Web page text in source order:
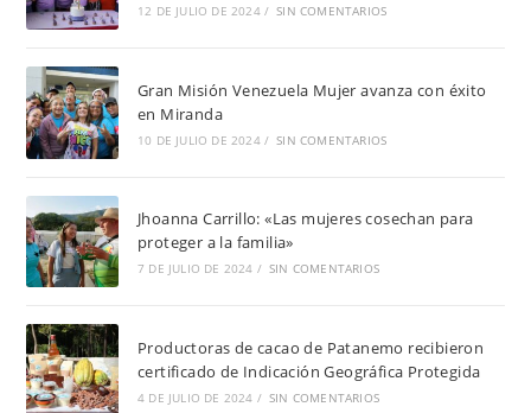
12 DE JULIO DE 2024 / SIN COMENTARIOS
Gran Misión Venezuela Mujer avanza con éxito
en Miranda
10 DE JULIO DE 2024 / SIN COMENTARIOS
Jhoanna Carrillo: «Las mujeres cosechan para
proteger a la familia»
7 DE JULIO DE 2024 / SIN COMENTARIOS
Productoras de cacao de Patanemo recibieron
certificado de Indicación Geográfica Protegida
4 DE JULIO DE 2024 / SIN COMENTARIOS